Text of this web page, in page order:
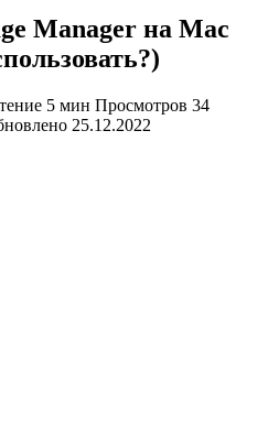
Manager на Mac
5 мин Просмотров 34
25.12.2022